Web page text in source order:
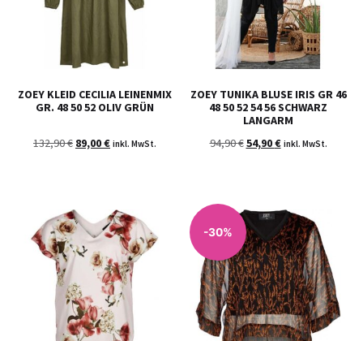
ZOEY KLEID CECILIA LEINENMIX
GR. 48 50 52 OLIV GRÜN
132,90€ 89,00€ inkl. MwSt.
ZOEY TUNIKA BLUSE IRIS GR 46
48 50 52 54 56 SCHWARZ
LANGARM
94,90€54,90€ inkl. MwSt.
-30%